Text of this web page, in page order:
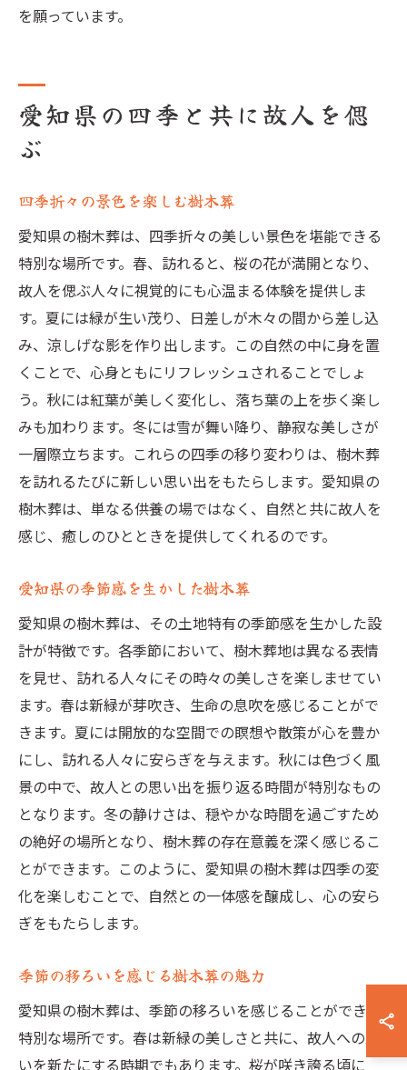
を願っています。
愛知県の四季と共に故人を偲
ぶ
四季折々の景色を楽しむ樹木葬
愛知県の樹木葬は、四季折々の美しい景色を堪能できる
特別な場所です。春、訪れると、桜の花が満開となり、
故人を偲ぶ人々に視覚的にも心温まる体験を提供しま
す。夏には緑が生い茂り、日差しが木々の間から差し込
み、涼しげな影を作り出します。この自然の中に身を置
くことで、心身ともにリフレッシュされることでしょ
う。秋には紅葉が美しく変化し、落ち葉の上を歩く楽し
みも加わります。冬には雪が舞い降り、静寂な美しさが
一層際立ちます。これらの四季の移り変わりは、樹木葬
を訪れるたびに新しい思い出をもたらします。愛知県の
樹木葬は、単なる供養の場ではなく、自然と共に故人を
感じ、癒しのひとときを提供してくれるのです。
愛知県の季節感を生かした樹木葬
愛知県の樹木葬は、その土地特有の季節感を生かした設
計が特徴です。各季節において、樹木葬地は異なる表情
を見せ、訪れる人々にその時々の美しさを楽しませてい
ます。春は新緑が芽吹き、生命の息吹を感じることがで
きます。夏には開放的な空間での瞑想や散策が心を豊か
にし、訪れる人々に安らぎを与えます。秋には色づく風
景の中で、故人との思い出を振り返る時間が特別なもの
となります。冬の静けさは、穏やかな時間を過ごすため
の絶好の場所となり、樹木葬の存在意義を深く感じるこ
とができます。このように、愛知県の樹木葬は四季の変
化を楽しむことで、自然との一体感を醸成し、心の安ら
ぎをもたらします。
季節の移ろいを感じる樹木葬の魅力
愛知県の樹木葬は、季節の移ろいを感じることができる
特別な場所です。春は新緑の美しさと共に、故人への思
いを新たにする時期でもあります。桜が咲き誇る頃に